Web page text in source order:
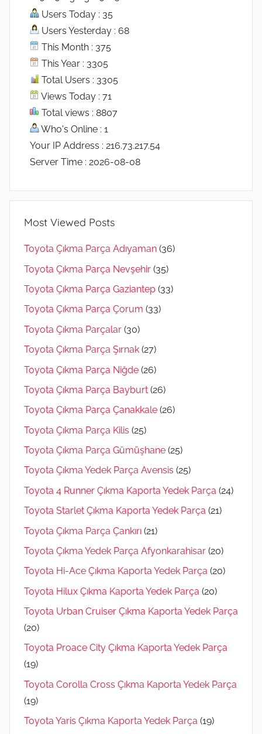
Users Today : 35
Users Yesterday : 68
This Month : 375
This Year : 3305
Total Users : 3305
Views Today : 71
Total views : 8807
Who's Online : 1
Your IP Address : 216.73.217.54
Server Time : 2026-08-08
Most Viewed Posts
Toyota Çıkma Parça Adıyaman (36)
Toyota Çıkma Parça Nevşehir (35)
Toyota Çıkma Parça Gaziantep (33)
Toyota Çıkma Parça Çorum (33)
Toyota Çıkma Parçalar (30)
Toyota Çıkma Parça Şırnak (27)
Toyota Çıkma Parça Niğde (26)
Toyota Çıkma Parça Bayburt (26)
Toyota Çıkma Parça Çanakkale (26)
Toyota Çıkma Parça Kilis (25)
Toyota Çıkma Parça Gümüşhane (25)
Toyota Çıkma Yedek Parça Avensis (25)
Toyota 4 Runner Çıkma Kaporta Yedek Parça (24)
Toyota Starlet Çıkma Kaporta Yedek Parça (21)
Toyota Çıkma Parça Çankırı (21)
Toyota Çıkma Yedek Parça Afyonkarahisar (20)
Toyota Hi-Ace Çıkma Kaporta Yedek Parça (20)
Toyota Hilux Çıkma Kaporta Yedek Parça (20)
Toyota Urban Cruiser Çıkma Kaporta Yedek Parça
(20)
Toyota Proace City Çıkma Kaporta Yedek Parça
(19)
Toyota Corolla Cross Çıkma Kaporta Yedek Parça
(19)
Toyota Yaris Çıkma Kaporta Yedek Parça (19)